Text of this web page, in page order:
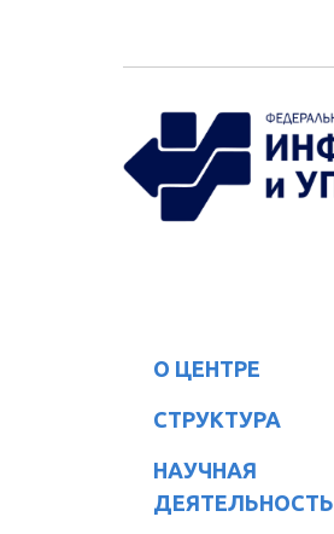
О ЦЕНТРЕ
СТРУКТУРА
НАУЧНАЯ
ДЕЯТЕЛЬНОСТЬ